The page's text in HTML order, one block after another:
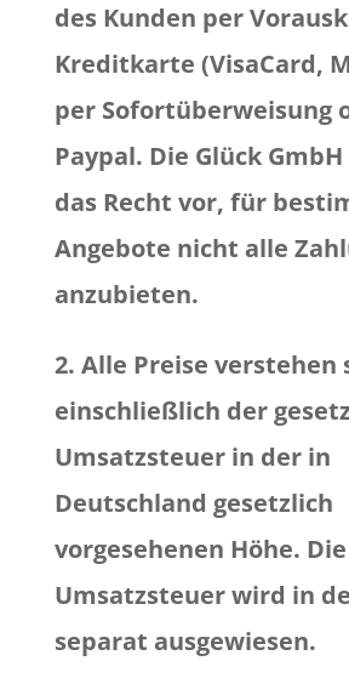
des Kunden per
Kreditkarte (VisaCard,
per Sofortüberweisung
Paypal. Die Glück
das Recht vor, für
Angebote nicht alle
anzubieten.
2. Alle Preise verstehen
einschließlich der
Umsatzsteuer in der in
Deutschland gesetzlich
vorgesehenen Höhe. Die
Umsatzsteuer wird in
separat ausgewiesen.